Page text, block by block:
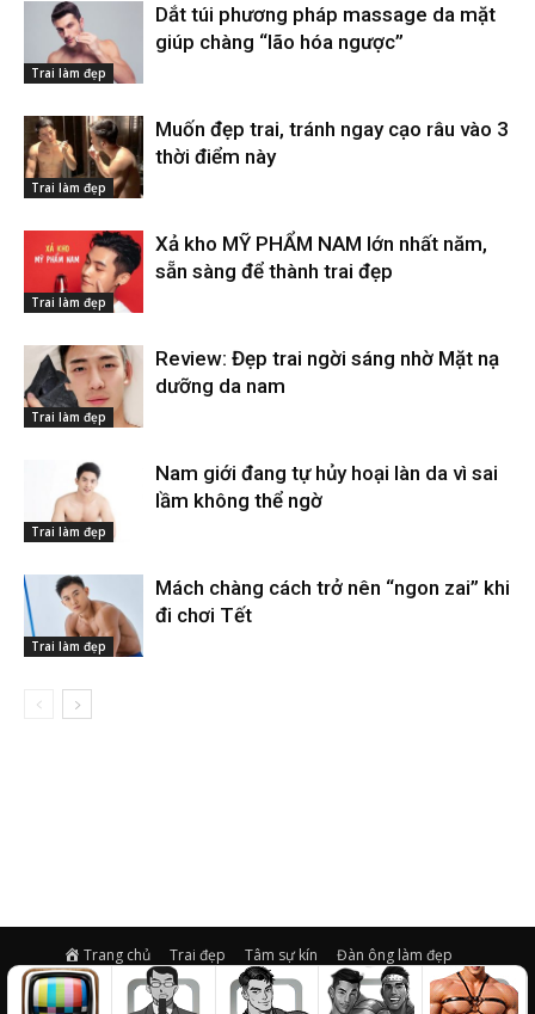
Trai làm đẹp
Dắt túi phương pháp massage da mặt
giúp chàng “lão hóa ngược”
Trai làm đẹp
Muốn đẹp trai, tránh ngay cạo râu vào 3
thời điểm này
Trai làm đẹp
Xả kho MỸ PHẨM NAM lớn nhất năm,
sẵn sàng để thành trai đẹp
Trai làm đẹp
Review: Đẹp trai ngời sáng nhờ Mặt nạ
dưỡng da nam
Trai làm đẹp
Nam giới đang tự hủy hoại làn da vì sai
lầm không thể ngờ
Trai làm đẹp
Mách chàng cách trở nên “ngon zai” khi
đi chơi Tết
Trang chủ Trai đẹp Tâm sự kín
Đàn ông làm đẹp
Trai khỏe
Giải trí Video